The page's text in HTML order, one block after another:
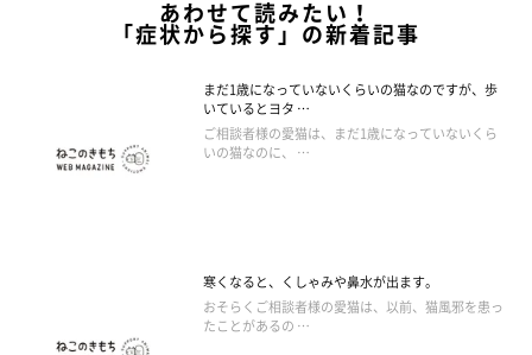
あわせて読みたい！
「症状から探す」の新着記事
まだ1歳になっていないくらいの猫なのですが、歩
いているとヨタ …
ご相談者様の愛猫は、まだ1歳になっていないくら
いの猫なのに、 …
寒くなると、くしゃみや鼻水が出ます。
おそらくご相談者様の愛猫は、以前、猫風邪を患っ
たことがあるの …